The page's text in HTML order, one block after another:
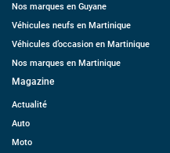
Nos marques en Guyane
Véhicules neufs en Martinique
Véhicules d’occasion en Martinique
Nos marques en Martinique
Magazine
Actualité
Auto
Moto